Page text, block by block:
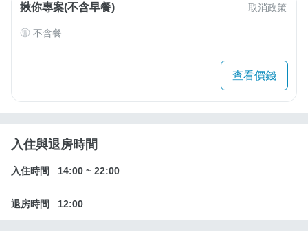
揪你專案(不含早餐) 取消政策
不含餐
查看價錢
入住與退房時間
入住時間 14:00 ~ 22:00
退房時間 12:00